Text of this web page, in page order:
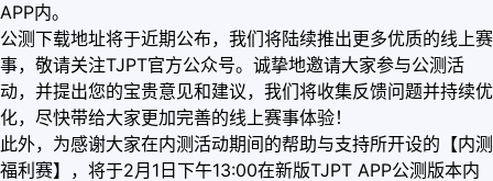
APP内。
公测下载地址将于近期公布，我们将陆续推出更多优质的线上赛
事，敬请关注TJPT官方公众号。诚挚地邀请大家参与公测活
动，并提出您的宝贵意见和建议，我们将收集反馈问题并持续优
化，尽快带给大家更加完善的线上赛事体验！
此外，为感谢大家在内测活动期间的帮助与支持所开设的【内测
福利赛】，将于2月1日下午13:00在新版TJPT APP公测版本内